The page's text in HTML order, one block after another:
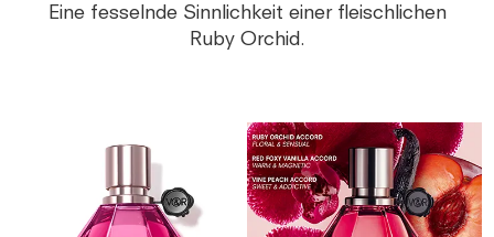
Eine fesselnde Sinnlichkeit einer fleischlichen
Ruby Orchid.